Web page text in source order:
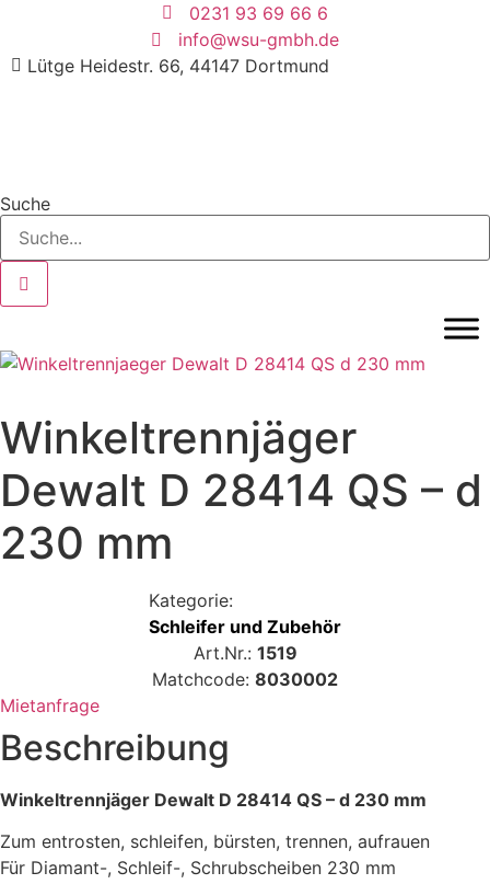
springen
0231 93 69 66 6
info@wsu-gmbh.de
Lütge Heidestr. 66, 44147 Dortmund
Suche
Winkeltrennjäger
Dewalt D 28414 QS – d
230 mm
Kategorie:
Schleifer und Zubehör
Art.Nr.: 1519
Matchcode: 8030002
Mietanfrage
Beschreibung
Winkeltrennjäger Dewalt D 28414 QS – d 230 mm
Zum entrosten, schleifen, bürsten, trennen, aufrauen
Für Diamant-, Schleif-, Schrubscheiben 230 mm